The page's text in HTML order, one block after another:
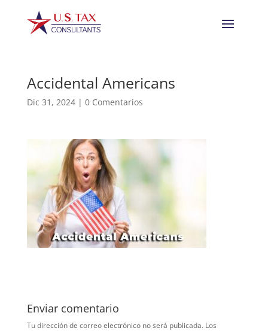
Accidental Americans
Dic 31, 2024| 0 Comentarios
Enviar comentario
Tu dirección de correo electrónico no será publicada. Los